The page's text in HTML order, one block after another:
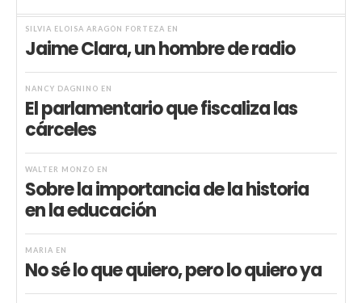
SILVIA ELOISA ARAGÓN FORTEZA EN
Jaime Clara, un hombre de radio
NANCY DAGNINO EN
El parlamentario que fiscaliza las
cárceles
WALTER MONZÓ EN
Sobre la importancia de la historia
en la educación
MARIA EN
No sé lo que quiero, pero lo quiero ya